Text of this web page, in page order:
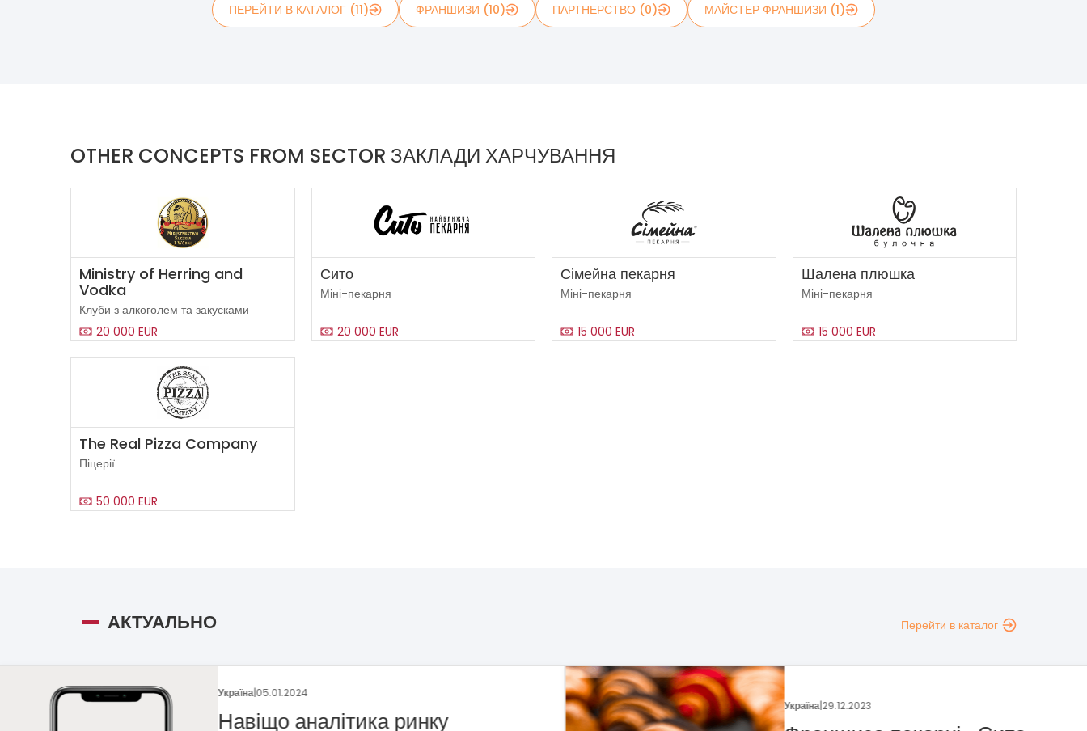
ПЕРЕЙТИ В КАТАЛОГ (11) ФРАНШИЗИ (10) ПАРТНЕРСТВО (0) МАЙСТЕР ФРАНШИЗИ (1)
OTHER CONCEPTS FROM SECTOR ЗАКЛАДИ ХАРЧУВАННЯ
Ministry of Herring and
Vodka
Клуби з алкоголем та закусками
20 000 EUR
Сито
Міні-пекарня
20 000 EUR
Сімейна пекарня
Міні-пекарня
15 000 EUR
Шалена плюшка
Міні-пекарня
15 000 EUR
The Real Pizza Company
Піцерії
50 000 EUR
АКТУАЛЬНО Перейти в каталог
Україна|13.12.2023